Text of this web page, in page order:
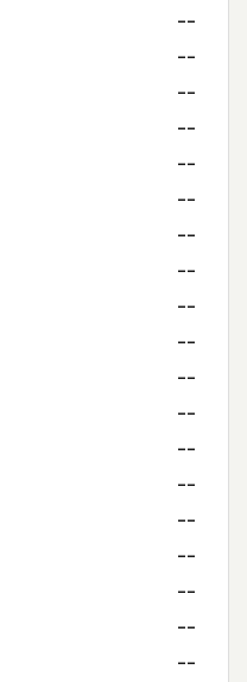
--
--
--
--
--
--
--
--
--
--
--
--
--
--
--
--
--
--
--